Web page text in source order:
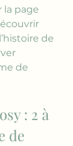
la page
l’histoire de
de
: 2 à
de